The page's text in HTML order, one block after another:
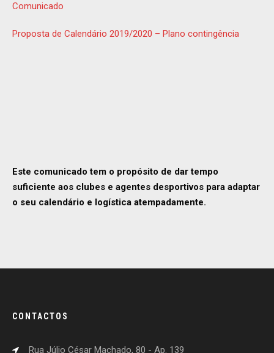
Comunicado
Proposta de Calendário 2019/2020 – Plano contingência
Este comunicado tem o propósito de dar tempo
suficiente aos clubes e agentes desportivos para adaptar
o seu calendário e logística atempadamente.
CONTACTOS
Rua Júlio César Machado, 80 - Ap. 139